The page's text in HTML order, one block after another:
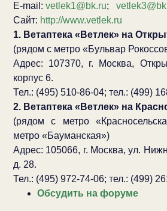
E-mail: vetlek1@bk.ru;
Сайт: http://www.vetlek.ru
1. Ветаптека «Ветлек» на
(рядом с метро «Бульвар
Адрес: 107370, г. Москва,
корпус 6.
Тел.: (495) 510-86-04; тел.: (499)
2. Ветаптека «Ветлек» на
(рядом с метро
метро «Бауманская»)
Адрес: 105066, г. Москва, ул.
д. 28.
Тел.: (495) 972-74-06; тел.: (499)
Обсудить на форуме